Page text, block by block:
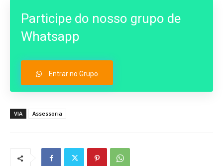
Participe do nosso grupo de
Whatsapp
Entrar no Grupo
VIA Assessoria